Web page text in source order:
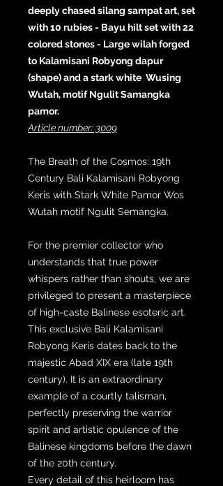
deeply chased silang sampat art, set
with 10 rubies - Bayu hilt set with 22
colored stones - Large wilah forged
to Kalamisani Robyong dapur
(shape) and a stark white Wusing
Wutah, motif Ngulit Samangka
pamor.
Article number: 3009
The Breath of the Cosmos: 19th
Century Bali Kalamisani Robyong
Keris with Stark White Pamor Wos
Wutah motif Ngulit Semangka.
For the premier collector who
understands that true power
whispers rather than shouts, we are
privileged to present a masterpiece
of high-caste Balinese esoteric art.
This exclusive Bali Kalamisani
Robyong Keris dates back to the
majestic Abad XIX era (late 19th
century). It is an extraordinary
example of a courtly talisman,
perfectly preserving the warrior
spirit and artistic opulence of the
Balinese kingdoms before the dawn
of the 20th century.
Every detail of this heirloom has